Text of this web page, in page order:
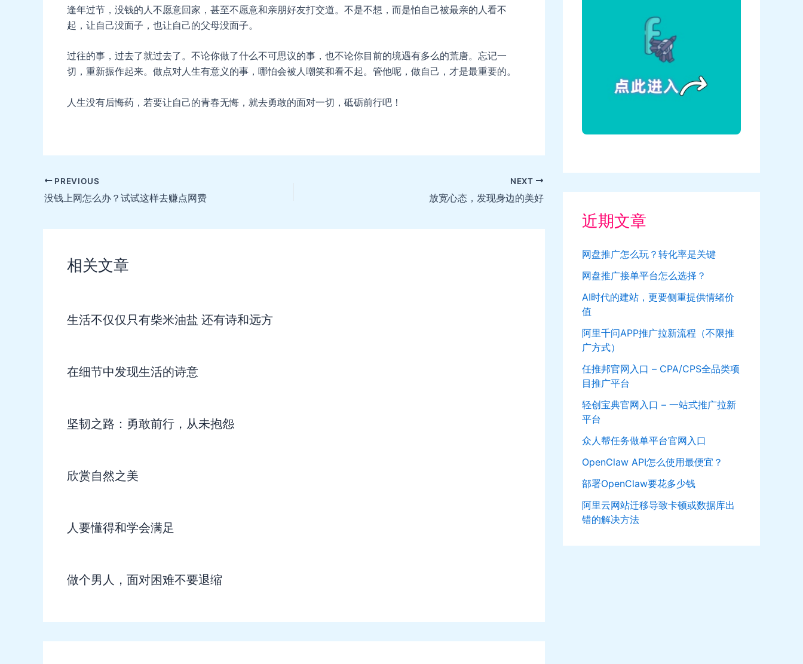
逢年过节，没钱的人不愿意回家，甚至不愿意和亲朋好友打交道。不是不想，而是怕自己被最亲的人看不
起，让自己没面子，也让自己的父母没面子。
过往的事，过去了就过去了。不论你做了什么不可思议的事，也不论你目前的境遇有多么的荒唐。忘记一
切，重新振作起来。做点对人生有意义的事，哪怕会被人嘲笑和看不起。管他呢，做自己，才是最重要的。
人生没有后悔药，若要让自己的青春无悔，就去勇敢的面对一切，砥砺前行吧！
Post
navigation
PREVIOUS
没钱上网怎么办？试试这样去赚点网费
NEXT
放宽心态，发现身边的美好
相关文章
生活不仅仅只有柴米油盐 还有诗和远方
在细节中发现生活的诗意
坚韧之路：勇敢前行，从未抱怨
欣赏自然之美
人要懂得和学会满足
做个男人，面对困难不要退缩
近期文章
网盘推广怎么玩？转化率是关键
网盘推广接单平台怎么选择？
AI时代的建站，更要侧重提供情绪价
值
阿里千问APP推广拉新流程（不限推
广方式）
任推邦官网入口 – CPA/CPS全品类项
目推广平台
轻创宝典官网入口 – 一站式推广拉新
平台
众人帮任务做单平台官网入口
OpenClaw API怎么使用最便宜？
部署OpenClaw要花多少钱
阿里云网站迁移导致卡顿或数据库出
错的解决方法